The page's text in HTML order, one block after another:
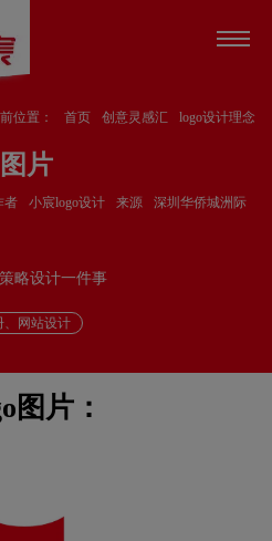
位置： 首页 创意灵感汇
logo设计理念
片
者 小宸logo设计 来源
深圳华侨城洲际
略设计一件事
、网站设计
图片：